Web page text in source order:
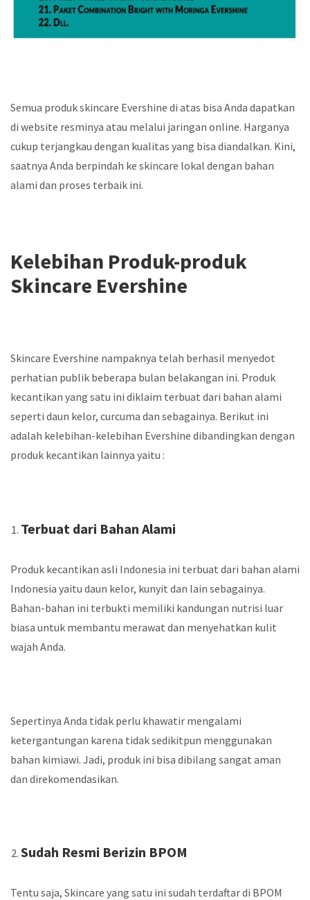
Semua produk skincare Evershine di atas bisa Anda dapatkan
di website resminya atau melalui jaringan online. Harganya
cukup terjangkau dengan kualitas yang bisa diandalkan. Kini,
saatnya Anda berpindah ke skincare lokal dengan bahan
alami dan proses terbaik ini.
Kelebihan Produk-produk
Skincare Evershine
Skincare Evershine nampaknya telah berhasil menyedot
perhatian publik beberapa bulan belakangan ini. Produk
kecantikan yang satu ini diklaim terbuat dari bahan alami
seperti daun kelor, curcuma dan sebagainya. Berikut ini
adalah kelebihan-kelebihan Evershine dibandingkan dengan
produk kecantikan lainnya yaitu :
Terbuat dari Bahan Alami
Produk kecantikan asli Indonesia ini terbuat dari bahan alami
Indonesia yaitu daun kelor, kunyit dan lain sebagainya.
Bahan-bahan ini terbukti memiliki kandungan nutrisi luar
biasa untuk membantu merawat dan menyehatkan kulit
wajah Anda.
Sepertinya Anda tidak perlu khawatir mengalami
ketergantungan karena tidak sedikitpun menggunakan
bahan kimiawi. Jadi, produk ini bisa dibilang sangat aman
dan direkomendasikan.
Sudah Resmi Berizin BPOM
Tentu saja, Skincare yang satu ini sudah terdaftar di BPOM